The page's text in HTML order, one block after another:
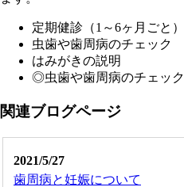
定期健診（1～6ヶ月ごと）
虫歯や歯周病のチェック
はみがきの説明
◎虫歯や歯周病のチェック
関連ブログページ
2021/5/27
歯周病と妊娠について